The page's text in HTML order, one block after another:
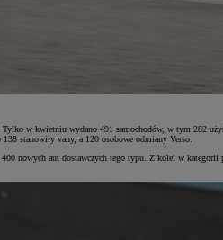
w kwietniu wydano 491 samochodów, w tym 282
stanowiły vany, a 120 osobowe odmiany Verso.
nowych aut dostawczych tego typu. Z kolei w